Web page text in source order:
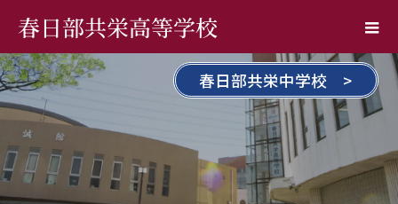
春日部共栄高等学校
春日部共栄中学校 >